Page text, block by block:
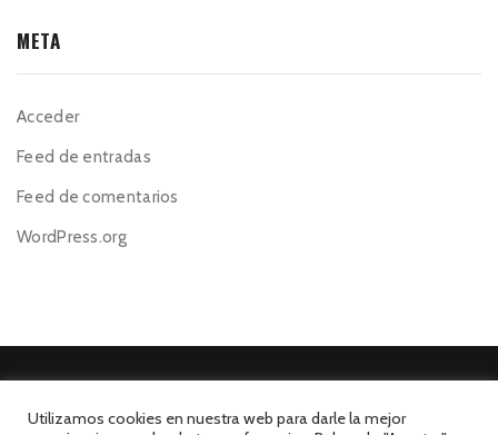
META
Acceder
Feed de entradas
Feed de comentarios
WordPress.org
Utilizamos cookies en nuestra web para darle la mejor